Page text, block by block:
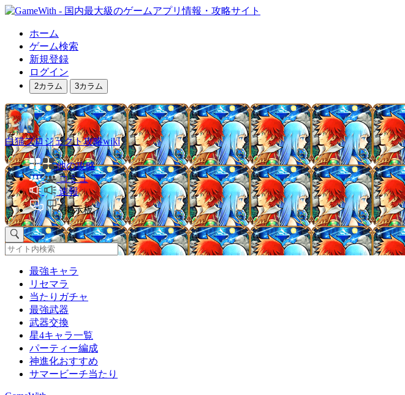
ホーム
ゲーム検索
新規登録
ログイン
2カラム 3カラム
白猫プロジェクト攻略wiki
他の攻略
コミュ
速報
掲示板
最強キャラ
リセマラ
当たりガチャ
最強武器
武器交換
星4キャラ一覧
パーティー編成
神進化おすすめ
サマービーチ当たり